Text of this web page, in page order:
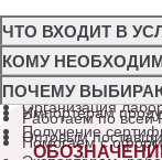
ЧТО ВХОДИТ В
Консультация по
Подготовка и
Организация
Получение
КОМУ
Производителям
Импортёрам
Оптовым
ПОЧЕМУ
Работаем по всей
Помогаем с